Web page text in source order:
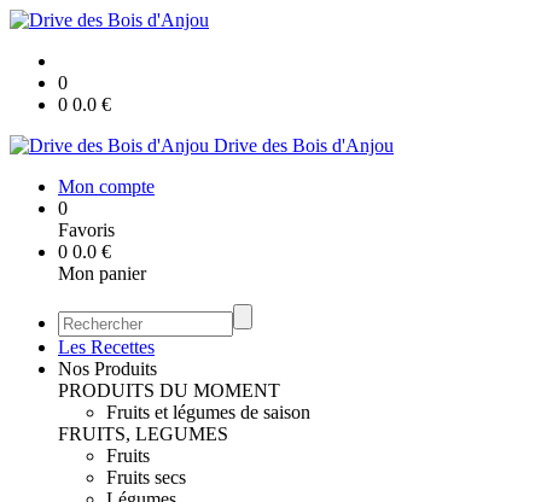
0
0 0.0 €
Drive des Bois d'Anjou
Mon compte
0
Favoris
0 0.0 €
Mon panier
Les Recettes
Nos Produits
PRODUITS DU MOMENT
Fruits et légumes de saison
FRUITS, LEGUMES
Fruits
Fruits secs